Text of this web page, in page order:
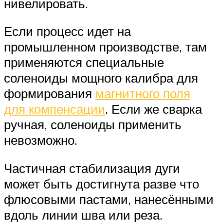
нивелировать.
Если процесс идет на
промышленном производстве, там
применяются специальные
соленоиды мощного калибра для
формирования магнитного поля
для компенсации. Если же сварка
ручная, соленоиды применить
невозможно.
Частичная стабилизация дуги
может быть достигнута разве что
флюсовыми пастами, нанесёнными
вдоль линии шва или реза.